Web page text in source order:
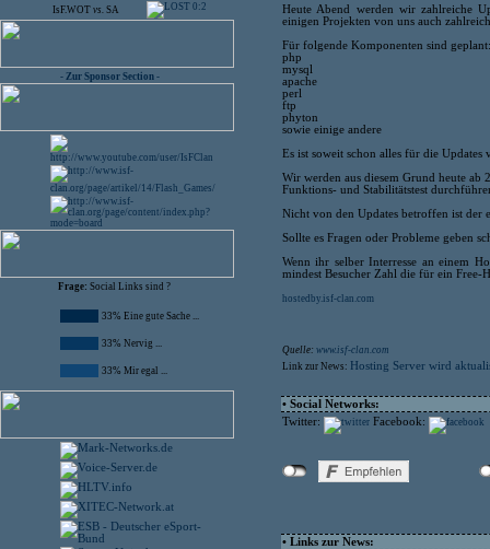
IsF.WOT vs. SA 0:2
- Zur Sponsor Section -
Frage: Social Links sind ?
33% Eine gute Sache ...
33% Nervig ...
33% Mir egal ...
Heute Abend werden wir zahlreiche
einigen Projekten von uns auch
Für folgende Komponenten sind geplant:
php
mysql
apache
perl
ftp
phyton
sowie einige andere
Es ist soweit schon alles für die Updates
Wir werden aus diesem Grund heute
Funktions- und Stabilitätstest
Nicht von den Updates betroffen ist der
Sollte es Fragen oder Probleme geben
Wenn ihr selber Interresse an einem
mindest Besucher Zahl die für ein Free-
hostedby.isf-clan.com
Quelle: www.isf-clan.com
Link zur News: Hosting Server wird
• Social Networks:
Twitter:
Facebook:
• Links zur News: